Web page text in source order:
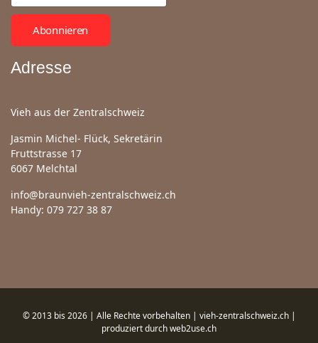
Adresse
Vieh aus der Zentralschweiz
Jasmin Michel- Flück, Sekretärin
Fruttstrasse 17
6067 Melchtal
info@braunvieh-zentralschweiz.ch
Handy: 079 727 38 87
Abonnieren
© 2013 bis 2026 | Alle Rechte vorbehalten | vieh-zentralschweiz.ch |
produziert durchweb2use.ch